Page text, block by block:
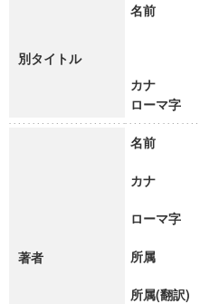
別タイトル
名前
カナ
ローマ字
著者
名前
カナ
ローマ字
所属
所属(翻訳)